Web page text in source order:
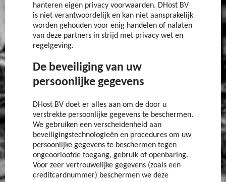
hanteren eigen privacy voorwaarden. DHost BV
is niet verantwoordelijk en kan niet aansprakelijk
worden gehouden voor enig handelen of nalaten
van deze partners in strijd met privacy wet en
regelgeving.
De beveiliging van uw
persoonlijke gegevens
DHost BV doet er alles aan om de door u
verstrekte persoonlijke gegevens te beschermen.
We gebruiken een verscheidenheid aan
beveiligingstechnologieën en procedures om uw
persoonlijke gegevens te beschermen tegen
ongeoorloofde toegang, gebruik of openbaring.
Voor zeer vertrouwelijke gegevens (zoals een
creditcardnummer) beschermen we deze